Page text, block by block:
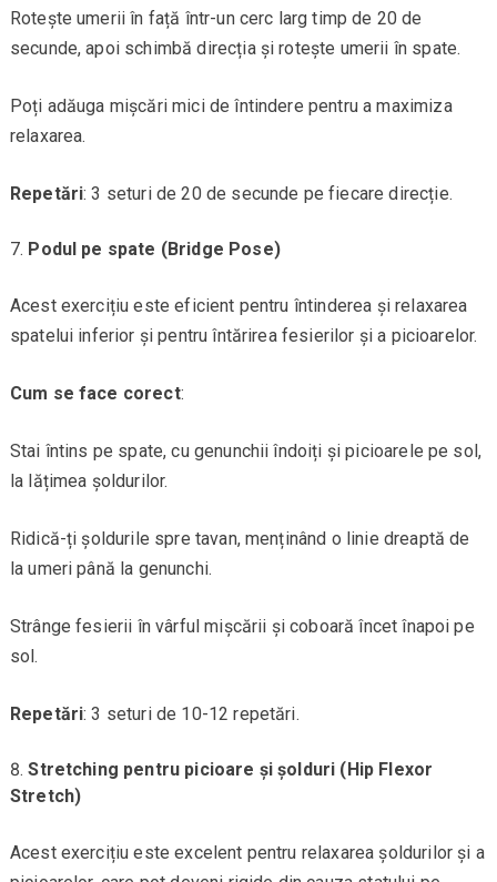
Rotește umerii în față într-un cerc larg timp de 20 de
secunde, apoi schimbă direcția și rotește umerii în spate.
Poți adăuga mișcări mici de întindere pentru a maximiza
relaxarea.
Repetări: 3 seturi de 20 de secunde pe fiecare direcție.
Podul pe spate (Bridge Pose)
Acest exercițiu este eficient pentru întinderea și relaxarea
spatelui inferior și pentru întărirea fesierilor și a picioarelor.
Cum se face corect:
Stai întins pe spate, cu genunchii îndoiți și picioarele pe sol,
la lățimea șoldurilor.
Ridică-ți șoldurile spre tavan, menținând o linie dreaptă de
la umeri până la genunchi.
Strânge fesierii în vârful mișcării și coboară încet înapoi pe
sol.
Repetări: 3 seturi de 10-12 repetări.
Stretching pentru picioare și șolduri (Hip Flexor
Stretch)
Acest exercițiu este excelent pentru relaxarea șoldurilor și a